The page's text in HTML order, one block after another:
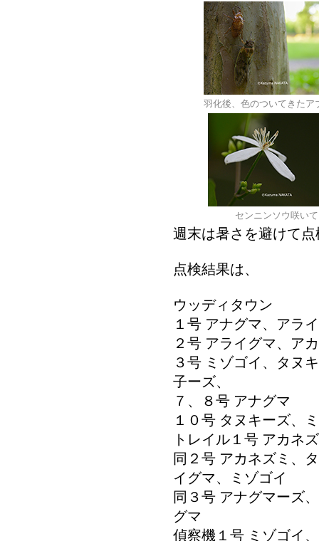
羽化後、色のついてきたア
センニンソウ咲い
週末は暑さを避けて
点検結果は、
ウッディタウン
１号 アナグマ、アラ
２号 アライグマ、ア
３号 ミゾゴイ、タヌ
子ーズ、
７、８号 アナグマ
１０号 タヌキーズ、
トレイル１号 アカネ
同２号 アカネズミ、
イグマ、ミゾゴイ
同３号 アナグマーズ
グマ
偵察機１号 ミゾゴイ